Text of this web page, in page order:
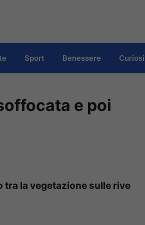
Sport Benessere
e poi
tra la vegetazione sulle rive